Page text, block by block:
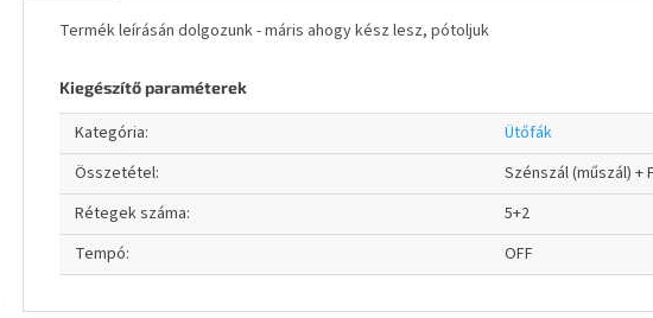
Termék leírásán dolgozunk - máris ahogy kész lesz, pótoljuk
Kiegészítő paraméterek
Kategória:
Ütőfák
Összetétel:
Szénszál (műszál) +
Rétegek száma:
5+2
Tempó: OFF